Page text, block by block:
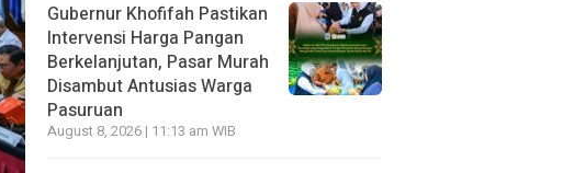
Gubernur Khofifah Pastikan
Intervensi Harga Pangan
Berkelanjutan, Pasar Murah
Disambut Antusias Warga
Pasuruan
August 8, 2026 | 11:13 am WIB